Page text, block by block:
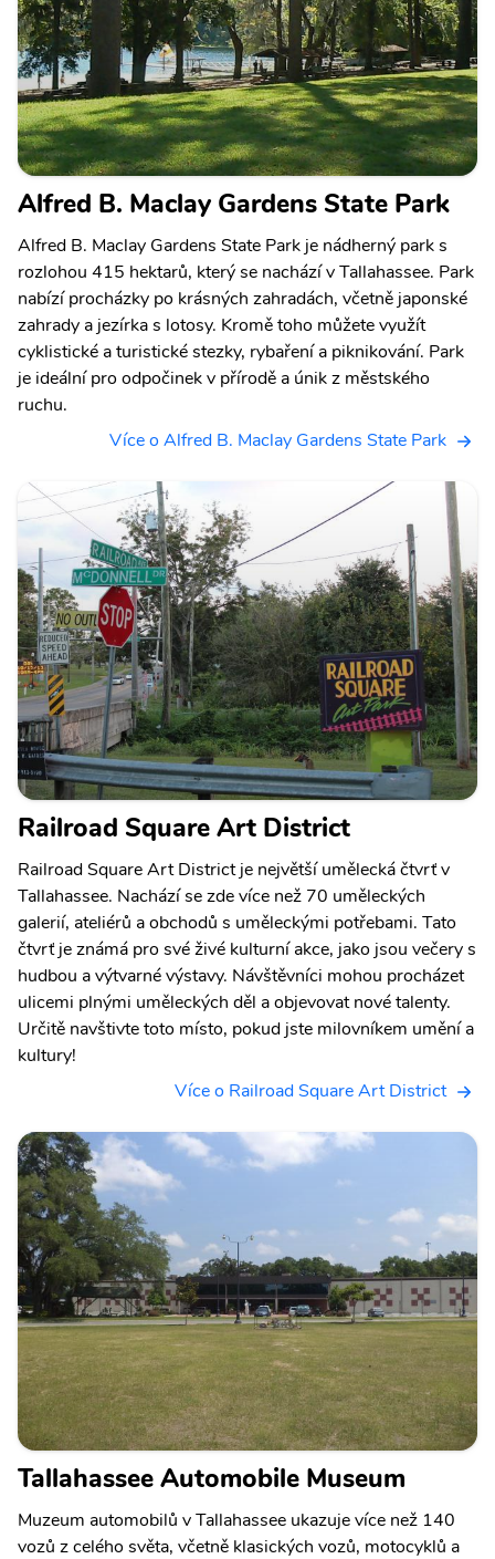
Alfred B. Maclay Gardens State Park
Alfred B. Maclay Gardens State Park je nádherný park s
rozlohou 415 hektarů, který se nachází v Tallahassee. Park
nabízí procházky po krásných zahradách, včetně japonské
zahrady a jezírka s lotosy. Kromě toho můžete využít
cyklistické a turistické stezky, rybaření a piknikování. Park
je ideální pro odpočinek v přírodě a únik z městského
ruchu.
Více o Alfred B. Maclay Gardens State Park
Railroad Square Art District
Railroad Square Art District je největší umělecká čtvrť v
Tallahassee. Nachází se zde více než 70 uměleckých
galerií, ateliérů a obchodů s uměleckými potřebami. Tato
čtvrť je známá pro své živé kulturní akce, jako jsou večery s
hudbou a výtvarné výstavy. Návštěvníci mohou procházet
ulicemi plnými uměleckých děl a objevovat nové talenty.
Určitě navštivte toto místo, pokud jste milovníkem umění a
kultury!
Více o Railroad Square Art District
Tallahassee Automobile Museum
Muzeum automobilů v Tallahassee ukazuje více než 140
vozů z celého světa, včetně klasických vozů, motocyklů a